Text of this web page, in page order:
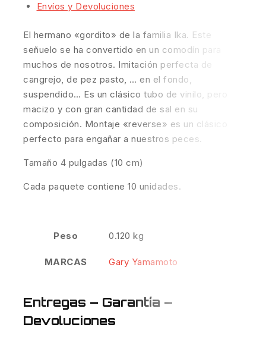
Envíos y Devoluciones
El hermano «gordito» de la familia Ika. Este
señuelo se ha convertido en un comodín para
muchos de nosotros. Imitación perfecta de
cangrejo, de pez pasto, … en el fondo,
suspendido… Es un clásico tubo de vinilo, pero
macizo y con gran cantidad de sal en su
composición. Montaje «reverse» es un clásico
perfecto para engañar a nuestros peces.
Tamaño 4 pulgadas (10 cm)
Cada paquete contiene 10 unidades.
Peso 0.120 kg
MARCAS Gary Yamamoto
Entregas – Garantía –
Devoluciones